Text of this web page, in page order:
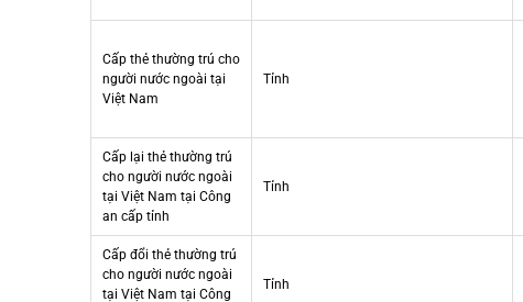
Cấp thẻ thường trú cho
người nước ngoài tại
Việt Nam
Tỉnh
Cấp lại thẻ thường trú
cho người nước ngoài
tại Việt Nam tại Công
an cấp tỉnh
Tỉnh
Cấp đổi thẻ thường trú
cho người nước ngoài
tại Việt Nam tại Công
Tỉnh